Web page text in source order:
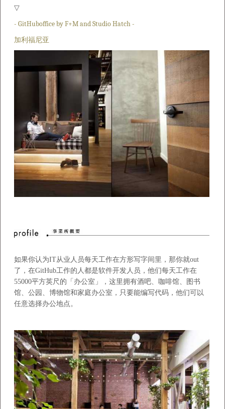
▽
- GitHuboffice by F+M and Studio Hatch -
加利福尼亚
如果你认为IT从业人员每天工作在方形写字间里，那你就out
了，在GitHub工作的人都是软件开发人员，他们每天工作在
55000平方英尺的「办公室」，这里拥有酒吧、咖啡馆、图书
馆、公园、博物馆和家庭办公室，只要能编写代码，他们可以
任意选择办公地点。